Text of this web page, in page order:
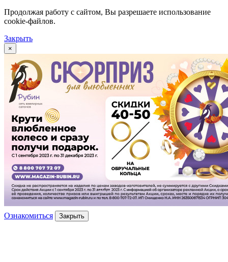
Продолжая работу с сайтом, Вы разрешаете использование
cookie-файлов.
Закрыть
×
Ознакомиться Закрыть